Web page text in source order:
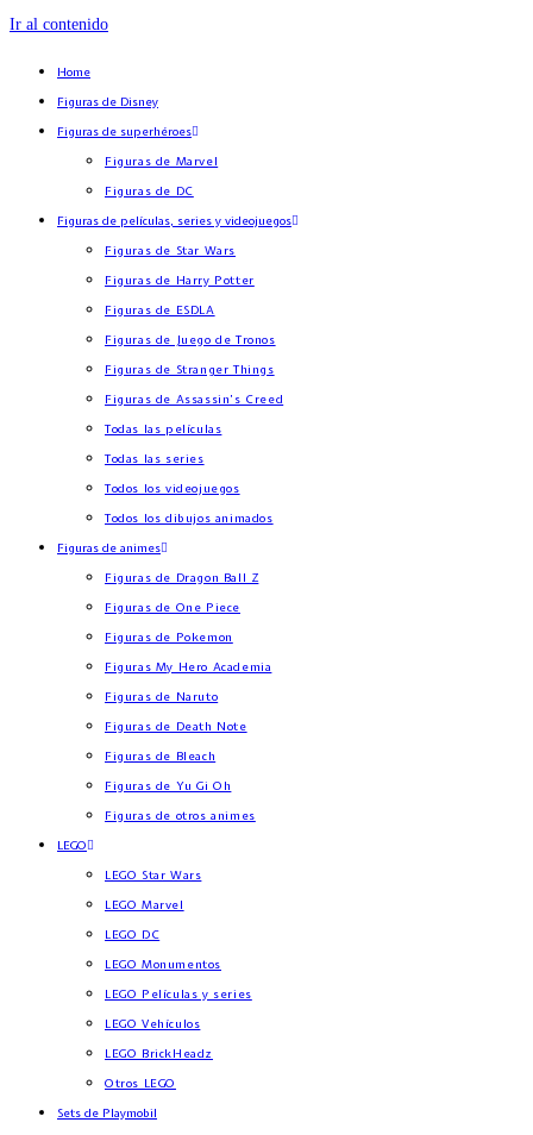
Ir al contenido
Home
Figuras de Disney
Figuras de superhéroes
Figuras de Marvel
Figuras de DC
Figuras de películas, series y videojuegos
Figuras de Star Wars
Figuras de Harry Potter
Figuras de ESDLA
Figuras de Juego de Tronos
Figuras de Stranger Things
Figuras de Assassin’s Creed
Todas las películas
Todas las series
Todos los videojuegos
Todos los dibujos animados
Figuras de animes
Figuras de Dragon Ball Z
Figuras de One Piece
Figuras de Pokemon
Figuras My Hero Academia
Figuras de Naruto
Figuras de Death Note
Figuras de Bleach
Figuras de Yu Gi Oh
Figuras de otros animes
LEGO
LEGO Star Wars
LEGO Marvel
LEGO DC
LEGO Monumentos
LEGO Películas y series
LEGO Vehículos
LEGO BrickHeadz
Otros LEGO
Sets de Playmobil